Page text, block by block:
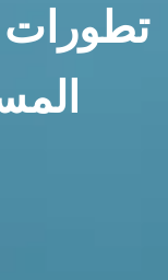
تطورات